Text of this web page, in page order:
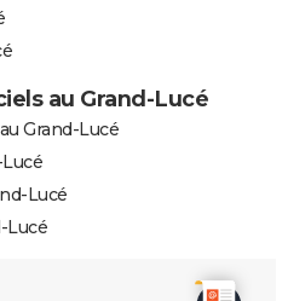
au Grand-Lucé
Grand-Lucé
Lucé
Lucé